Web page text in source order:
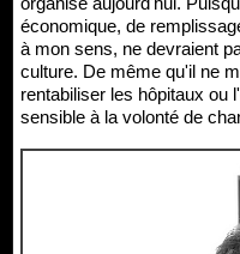
économique, de
à mon sens, ne devraient
culture. De même qu'il ne
rentabiliser les hôpitaux ou
sensible à la volonté de